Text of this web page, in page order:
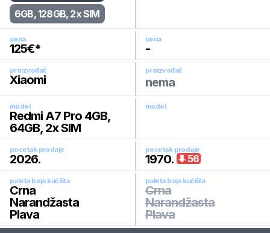
6GB, 128GB, 2x SIM
cena
125€*
cena
-
proizvođač
Xiaomi
proizvođač
nema
model
Redmi A7 Pro 4GB,
64GB, 2x SIM
model
pocetak prodaje
2026.
pocetak prodaje
1970. 56
paleta boja kućišta
Crna
Narandžasta
Plava
paleta boja kućišta
Crna
Narandžasta
Plava